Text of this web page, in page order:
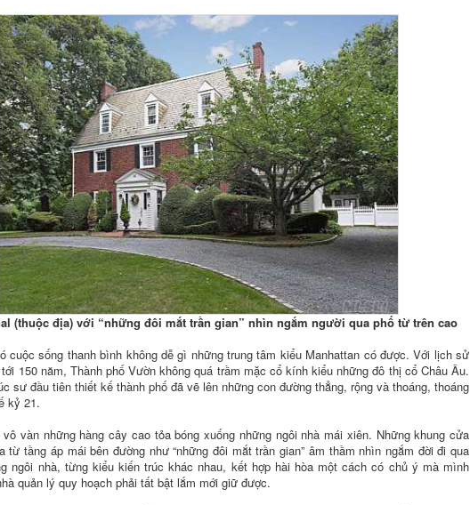
(thuộc địa) với “những đôi mắt trần gian” nhìn ngắm người qua phố từ trên cao
cuộc sống thanh bình không dễ gì những trung tâm kiểu Manhattan có được. Với lịch sử
150 năm, Thành phố Vườn không quá trầm mặc cổ kính kiểu những đô thị cổ Châu Âu.
sư đầu tiên thiết kế thành phố đã vẽ lên những con đường thẳng, rộng và thoáng, thoáng
kỷ 21.
vàn những hàng cây cao tỏa bóng xuống những ngôi nhà mái xiên. Những khung cửa
từ tầng áp mái bên đường như “những đôi mắt trần gian” âm thầm nhìn ngắm đời đi qua
ngôi nhà, từng kiểu kiến trúc khác nhau, kết hợp hài hòa một cách có chủ ý mà mình
quản lý quy hoạch phải tất bật lắm mới giữ được.